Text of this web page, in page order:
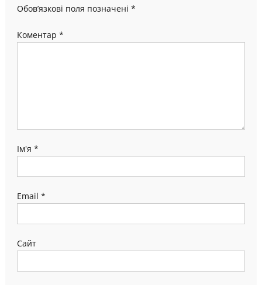
Обов’язкові поля позначені *
Коментар *
Ім'я *
Email *
Сайт